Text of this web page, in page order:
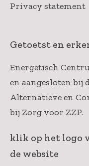
Privacy statement
Getoetst en
Energetisch
en aangesloten bij
Alternatieve en
bij Zorg voor ZZP.
klik op het logo
de website